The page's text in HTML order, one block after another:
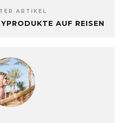
ARTIKEL
AUF REISEN